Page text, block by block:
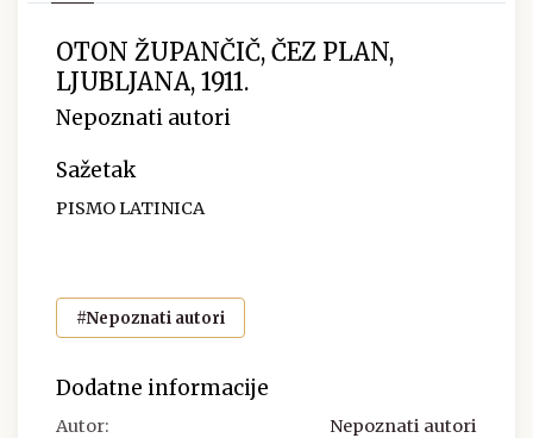
OTON ŽUPANČIČ, ČEZ PLAN,
LJUBLJANA, 1911.
Nepoznati autori
Sažetak
PISMO LATINICA
#Nepoznati autori
Dodatne informacije
Autor: Nepoznati autori